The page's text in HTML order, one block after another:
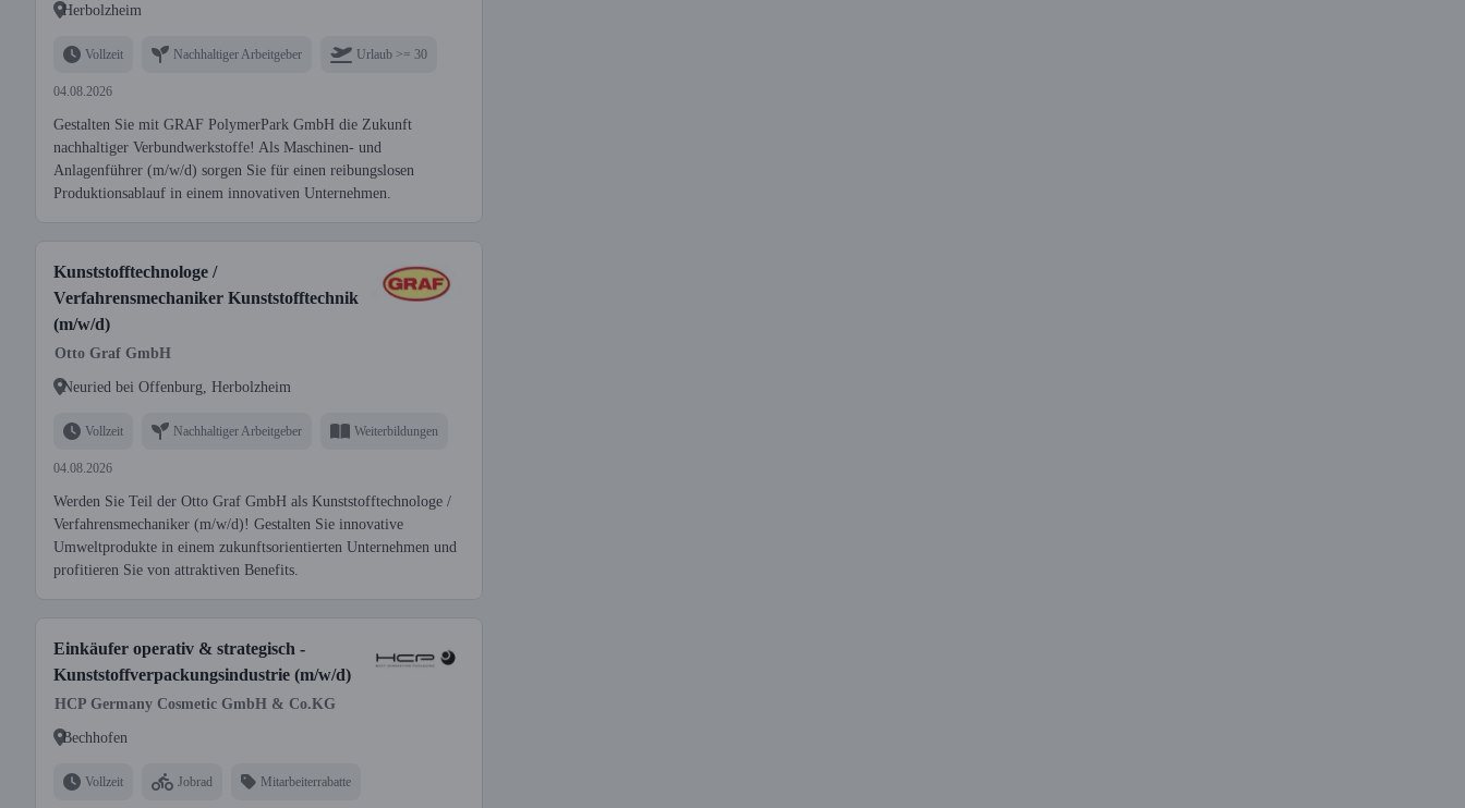
Herbolzheim
Vollzeit Nachhaltiger Arbeitgeber Urlaub >= 30
04.08.2026
Gestalten Sie mit GRAF PolymerPark GmbH die Zukunft
nachhaltiger Verbundwerkstoffe! Als Maschinen- und
Anlagenführer (m/w/d) sorgen Sie für einen reibungslosen
Produktionsablauf in einem innovativen Unternehmen.
Kunststofftechnologe /
Verfahrensmechaniker Kunststofftechnik
(m/w/d)
Otto Graf GmbH
Neuried bei Offenburg, Herbolzheim
Vollzeit Nachhaltiger Arbeitgeber Weiterbildungen
04.08.2026
Werden Sie Teil der Otto Graf GmbH als Kunststofftechnologe /
Verfahrensmechaniker (m/w/d)! Gestalten Sie innovative
Umweltprodukte in einem zukunftsorientierten Unternehmen und
profitieren Sie von attraktiven Benefits.
Einkäufer operativ & strategisch -
Kunststoffverpackungsindustrie (m/w/d)
HCP Germany Cosmetic GmbH & Co.KG
Bechhofen
Vollzeit Jobrad Mitarbeiterrabatte